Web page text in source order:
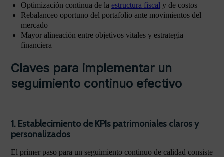
Optimización continua de la estructura fiscal y de costos
Rebalanceo oportuno del portafolio ante movimientos del
mercado
Mayor alineación entre objetivos vitales y estrategia
financiera
Claves para implementar un
seguimiento continuo efectivo
1. Establecimiento de KPIs patrimoniales claros y
personalizados
El primer paso para un seguimiento continuo de calidad consiste